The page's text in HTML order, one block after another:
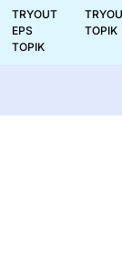
TRYOUT
EPS
TOPIK
TOPIK